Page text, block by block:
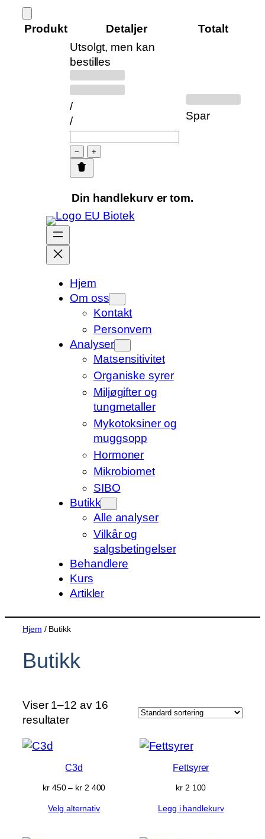
Hopp
Produkter
handlekurven
Produkt Detaljer
Totalt
Utsolgt, men kan
bestilles
/
/
− +
Spar
Din handlekurv er tom.
Hjem
Om oss
Kontakt
Personvern
Analyser
Matsensitivitet
Organiske syrer
Miljøgifter og
tungmetaller
Mykotoksiner og
muggsopp
Hormoner
Mikrobiomet
SIBO
Butikk
Alle analyser
Vilkår og
salgsbetingelser
Behandlere
Kurs
Artikler
Hjem / Butikk
Butikk
Viser 1–12 av 16
resultater
C3d
kr450 – kr2 400Prisområde:
Velg alternativ
Fettsyrer
kr2 100
Legg i handlekurv